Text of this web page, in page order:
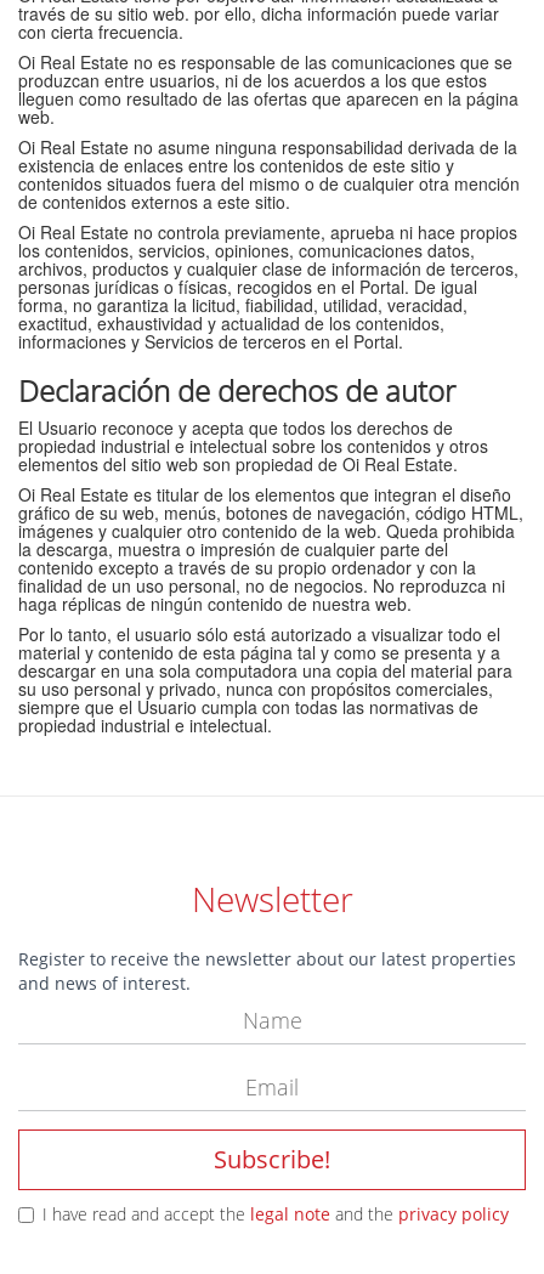
través de su sitio web. por ello, dicha información puede variar
con cierta frecuencia.
Oi Real Estate no es responsable de las comunicaciones que se
produzcan entre usuarios, ni de los acuerdos a los que estos
lleguen como resultado de las ofertas que aparecen en la página
web.
Oi Real Estate no asume ninguna responsabilidad derivada de la
existencia de enlaces entre los contenidos de este sitio y
contenidos situados fuera del mismo o de cualquier otra mención
de contenidos externos a este sitio.
Oi Real Estate no controla previamente, aprueba ni hace propios
los contenidos, servicios, opiniones, comunicaciones datos,
archivos, productos y cualquier clase de información de terceros,
personas jurídicas o físicas, recogidos en el Portal. De igual
forma, no garantiza la licitud, fiabilidad, utilidad, veracidad,
exactitud, exhaustividad y actualidad de los contenidos,
informaciones y Servicios de terceros en el Portal.
Declaración de derechos de autor
El Usuario reconoce y acepta que todos los derechos de
propiedad industrial e intelectual sobre los contenidos y otros
elementos del sitio web son propiedad de Oi Real Estate.
Oi Real Estate es titular de los elementos que integran el diseño
gráfico de su web, menús, botones de navegación, código HTML,
imágenes y cualquier otro contenido de la web. Queda prohibida
la descarga, muestra o impresión de cualquier parte del
contenido excepto a través de su propio ordenador y con la
finalidad de un uso personal, no de negocios. No reproduzca ni
haga réplicas de ningún contenido de nuestra web.
Por lo tanto, el usuario sólo está autorizado a visualizar todo el
material y contenido de esta página tal y como se presenta y a
descargar en una sola computadora una copia del material para
su uso personal y privado, nunca con propósitos comerciales,
siempre que el Usuario cumpla con todas las normativas de
propiedad industrial e intelectual.
Newsletter
Register to receive the newsletter about our latest properties
and news of interest.
Subscribe!
I have read and accept the legal note and the privacy policy